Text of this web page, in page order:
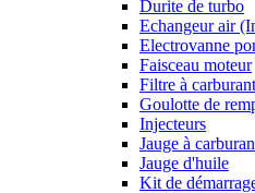
Durite de turbo
Echangeur air
Electrovanne
Faisceau moteur
Filtre à carburant
Goulotte de
Injecteurs
Jauge à
Jauge d'huile
Kit de